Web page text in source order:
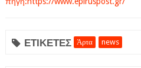
ΕΤΙΚΕΤΕΣ Άρτα news